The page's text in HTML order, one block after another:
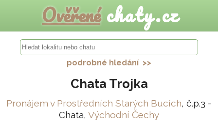
Ověřenéchaty.cz
podrobné hledání >>
Chata Trojka
Pronájem v Prostředních Starých Bucích, č.p.3 -
Chata, Východní Čechy